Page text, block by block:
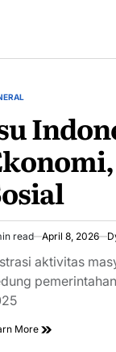
read April 8, 2026
aktivitas
More